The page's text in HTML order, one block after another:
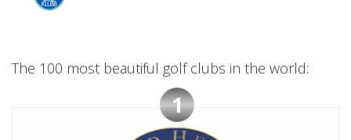
The 100 most beautiful golf clubs in the world:
1